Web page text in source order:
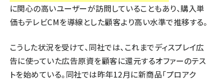
に関心の高いユーザーが訪問していることもあり、購入単
価もテレビCMを導線とした顧客より高い水準で推移する。
こうした状況を受けて、同社では、これまでディスプレイ広
告に使っていた広告原資を顧客に還元するオファーのテス
トを始めている。同社では昨年12月に新商品「プロアク